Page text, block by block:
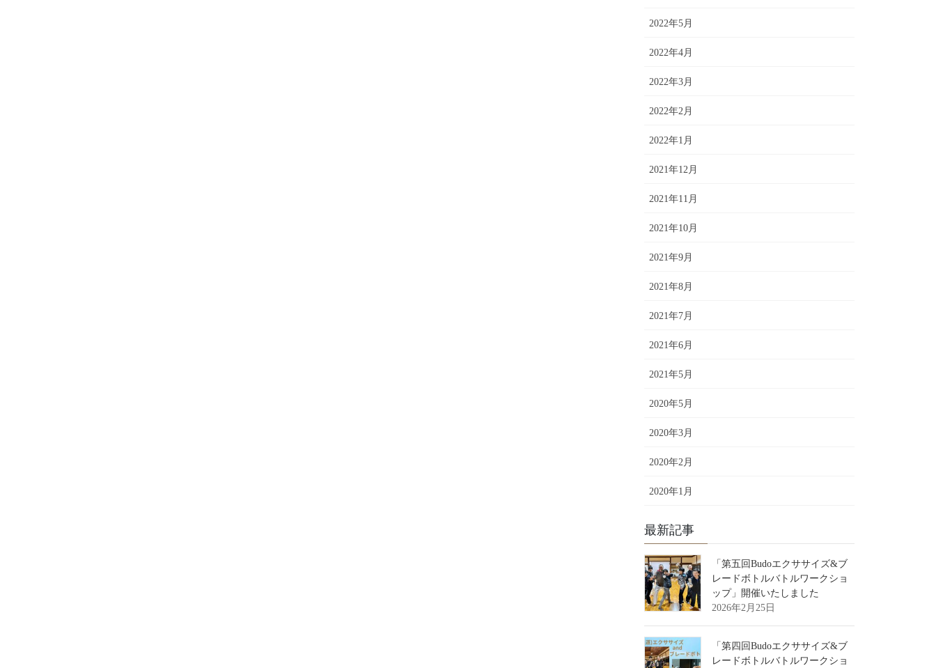
2022年5月
2022年4月
2022年3月
2022年2月
2022年1月
2021年12月
2021年11月
2021年10月
2021年9月
2021年8月
2021年7月
2021年6月
2021年5月
2020年5月
2020年3月
2020年2月
2020年1月
最新記事
「第五回Budoエクササイズ&ブ
レードボトルバトルワークショ
ップ」開催いたしました
2026年2月25日
「第四回Budoエクササイズ&ブ
レードボトルバトルワークショ